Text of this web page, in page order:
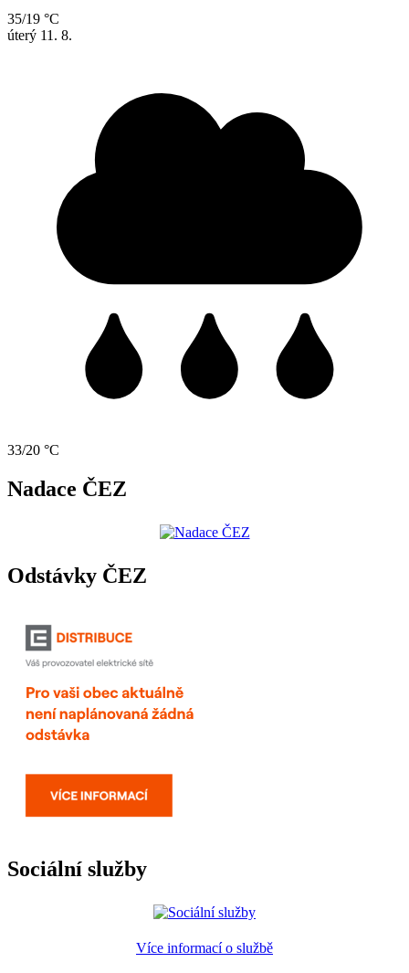
35/19 °C
úterý 11. 8.
33/20 °C
Nadace ČEZ
Odstávky ČEZ
Sociální služby
Více informací o službě